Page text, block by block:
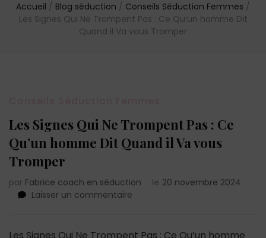
Accueil / Blog séduction / Conseils Séduction Femmes /
Les Signes Qui Ne Trompent Pas : Ce Qu’un homme Dit
Quand il Va vous Tromper
Les Signes Qui Ne Trompent Pas : Ce
Qu’un homme Dit Quand il Va vous
Tromper
par Fabrice coach en séduction le 20 novembre 2024
Laisser un commentaire
Qui
Les Signes Qui Ne Trompent Pas : Ce Qu’un homme